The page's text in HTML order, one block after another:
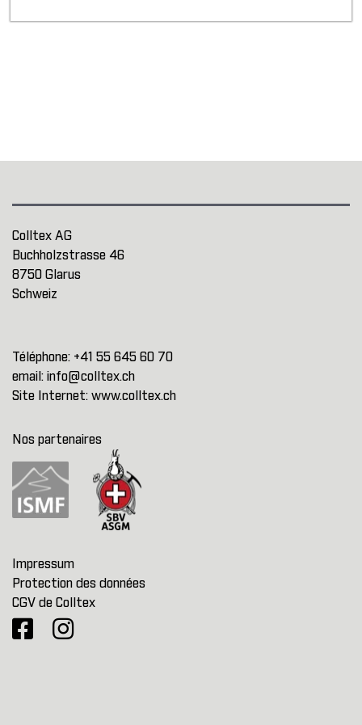
Colltex AG
Buchholzstrasse 46
8750 Glarus
Schweiz
Téléphone: +41 55 645 60 70
email: info@colltex.ch
Site Internet: www.colltex.ch
Nos partenaires
Impressum
Protection des données
CGV de Colltex